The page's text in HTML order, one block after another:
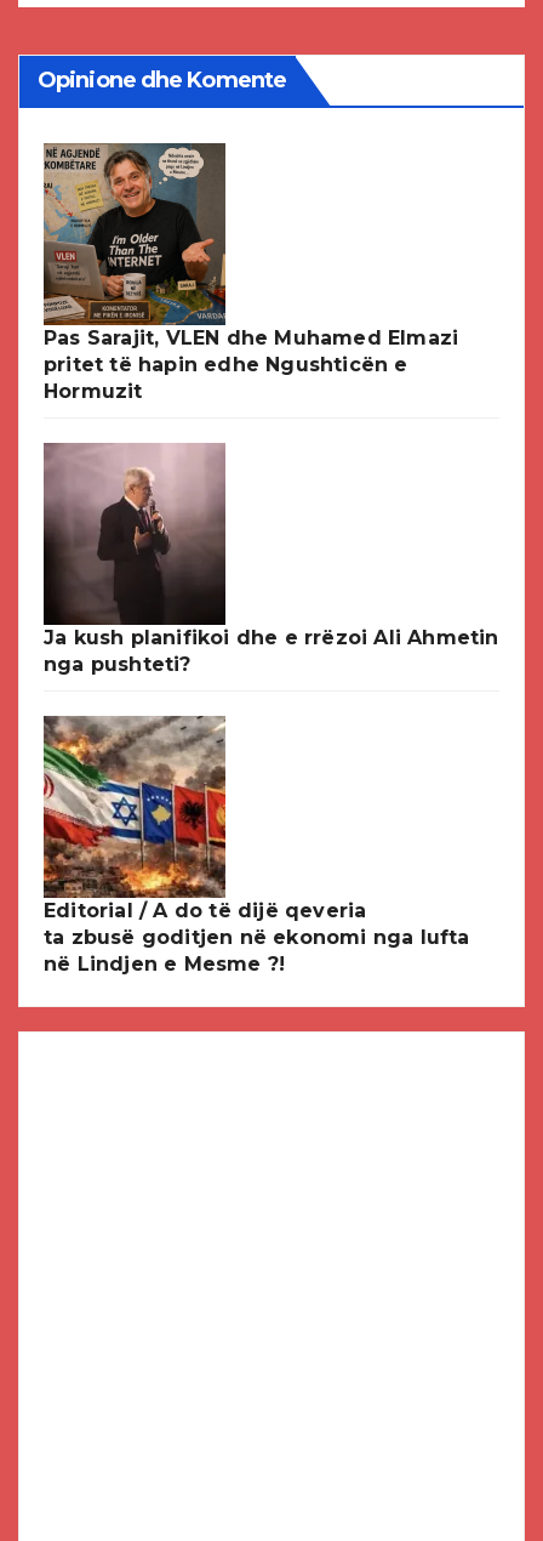
Opinione dhe Komente
Pas Sarajit, VLEN dhe Muhamed Elmazi
pritet të hapin edhe Ngushticën e
Hormuzit
Ja kush planifikoi dhe e rrëzoi Ali Ahmetin
nga pushteti?
Editorial / A do të dijë qeveria
ta zbusë goditjen në ekonomi nga lufta
në Lindjen e Mesme ?!